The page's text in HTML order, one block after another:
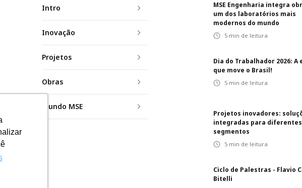
Intro
Inovação
Projetos
Obras
Mundo MSE
MSE Engenharia integra
um dos laboratórios mais
modernos do mundo
5 min de leitura
Dia do Trabalhador 2026: A
que move o Brasil!
5 min de leitura
Projetos inovadores:
integradas para diferentes
segmentos
5 min de leitura
Ciclo de Palestras - Flavio
Bitelli